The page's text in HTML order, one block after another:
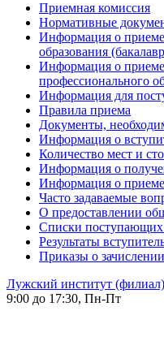
Приемная комиссия
Нормативные
Информация о
образования
Информация о приеме
профессионального
Информация для
Правила приема
Документы,
Информация о
Количество мест и
Информация о
Информация о
Часто задаваемые
О предоставлении
Списки
Результаты
Приказы о зачислении
Лужский институт (филиал)
9:00 до 17:30, Пн-Пт